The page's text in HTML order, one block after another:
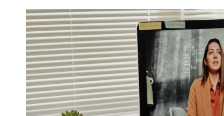
Ingrandisci
immagine